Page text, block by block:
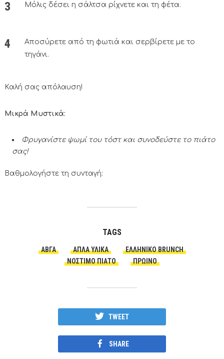
Μόλις δέσει η σάλτσα ρίχνετε και τη φέτα.
Αποσύρετε από τη φωτιά και σερβίρετε με το
τηγάνι.
Καλή σας απόλαυση!
Μικρά Μυστικά:
Φρυγανίστε ψωμί του τόστ και συνοδεύστε το πιάτο
σας!
Βαθμολογήστε τη συνταγή:
TAGS
ΑΒΓΑ ΑΠΛΆ ΥΛΙΚΆ
ΕΛΛΗΝΙΚΌ BRUNCH
ΝΌΣΤΙΜΟ ΠΙΆΤΟ
ΠΡΩΙΝΟ
TWEET
SHARE